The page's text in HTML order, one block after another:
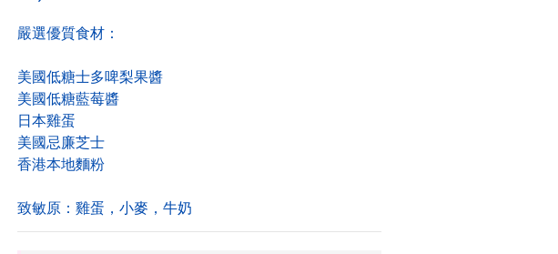
嚴選優質食材：
美國低糖士多啤梨果醬
美國低糖藍莓醬
日本雞蛋
美國忌廉芝士
香港本地麵粉
致敏原：雞蛋，小麥，牛奶